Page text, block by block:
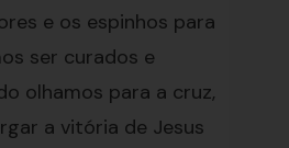
e os espinhos para
ser curados e
olhamos para a cruz,
a vitória de Jesus